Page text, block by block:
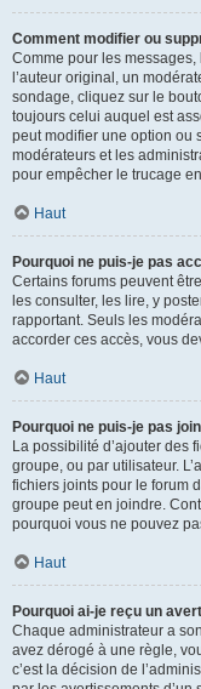
Comment modifier ou
Comme pour les
l’auteur original, un
sondage, cliquez sur le
toujours celui auquel est
peut modifier une option ou
modérateurs et les
pour empêcher le trucage
Haut
Pourquoi ne puis-je pas
Certains forums peuvent
les consulter, les lire, y
rapportant. Seuls les
accorder ces accès, vous
Haut
Pourquoi ne puis-je pas
La possibilité d’ajouter des
groupe, ou par utilisateur.
fichiers joints pour le forum
groupe peut en joindre.
pourquoi vous ne pouvez
Haut
Pourquoi ai-je reçu un
Chaque administrateur a
avez dérogé à une règle,
c’est la décision de